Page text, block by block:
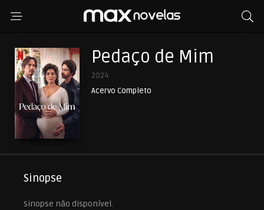
Pedaço de Mim
2024
Acervo Completo
Sinopse
Sinopse não disponível.